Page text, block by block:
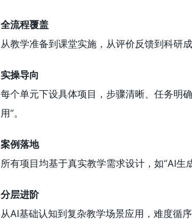
全流程覆盖
从教学准备到课堂实施，从评价反馈到科研
实操导向
每个单元下设具体项目，步骤清晰、任务明
用”。
案例落地
所有项目均基于真实教学需求设计，如“AI生
分层进阶
从AI基础认知到复杂教学场景应用，难度循